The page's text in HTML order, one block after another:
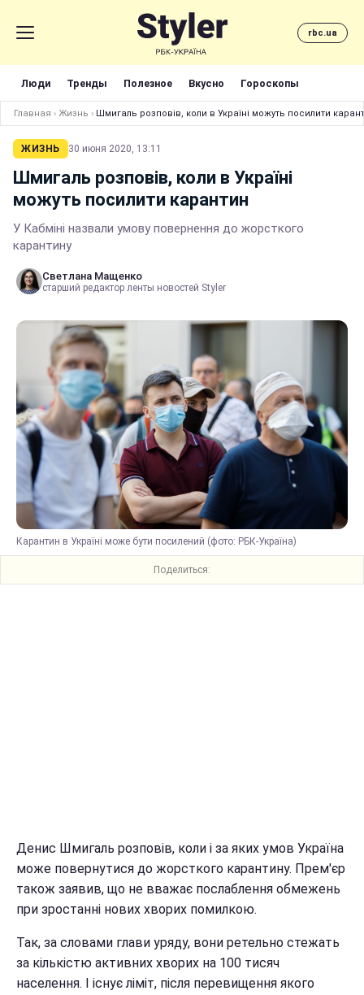
rbc.ua
Люди Тренды Полезное Вкусно Гороскопы
Главная › Жизнь › Шмигаль розповів, коли в Україні можуть посилити
ЖИЗНЬ 30 июня 2020, 13:11
Шмигаль розповів, коли в Україні
можуть посилити карантин
У Кабміні назвали умову повернення до жорсткого
карантину
Светлана Мащенко
старший редактор ленты новостей Styler
Карантин в Україні може бути посилений (фото: РБК-Україна)
Поделиться:
Денис Шмигаль розповів, коли і за яких умов Україна
може повернутися до жорсткого карантину. Прем'єр
також заявив, що не вважає послаблення обмежень
при зростанні нових хворих помилкою.
Так, за словами глави уряду, вони ретельно стежать
за кількістю активних хворих на 100 тисяч
населення. І існує ліміт, після перевищення якого